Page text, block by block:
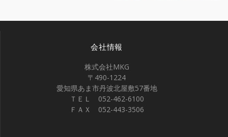
会社情報
株式会社MKG
〒490-1224
愛知県あま市丹波北屋敷57番地
ＴＥＬ 052-462-6100
ＦＡＸ 052-443-3506